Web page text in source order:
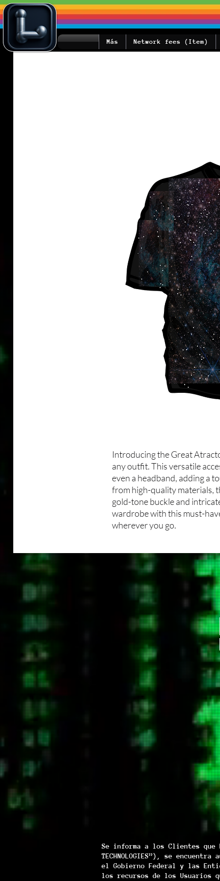
Network fees (Item)
Más
Introducing the Great
any outfit. This versatile
even a headband, adding a
from high-quality materials,
gold-tone buckle and
wardrobe with this must-
wherever you go.
Se informa a los Clientes que
TECHNOLOGIES”), se
el Gobierno Federal y las
los recursos de los Usuarios